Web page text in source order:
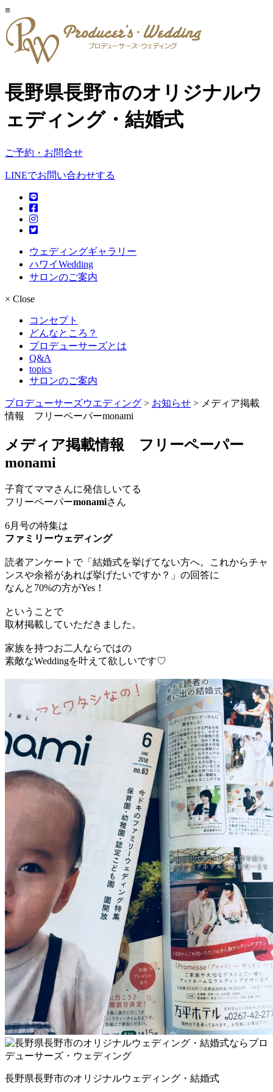
≡
長野県長野市のオリジナルウ
ェディング・結婚式
ご予約・お問合せ
LINEでお問い合わせする
ウェディングギャラリー
ハワイWedding
サロンのご案内
× Close
コンセプト
どんなところ？
プロデューサーズとは
Q&A
topics
サロンのご案内
プロデューサーズウエディング > お知らせ > メディア掲載
情報 フリーペーパーmonami
メディア掲載情報 フリーペーパー
monami
子育てママさんに発信しいてる
フリーペーパーmonamiさん
6月号の特集は
ファミリーウェディング
読者アンケートで「結婚式を挙げてない方へ。これからチャ
ンスや余裕があれば挙げたいですか？」の回答に
なんと70%の方がYes！
ということで
取材掲載していただきました。
家族を持つお二人ならではの
素敵なWeddingを叶えて欲しいです♡
長野県長野市のオリジナルウェディング・結婚式